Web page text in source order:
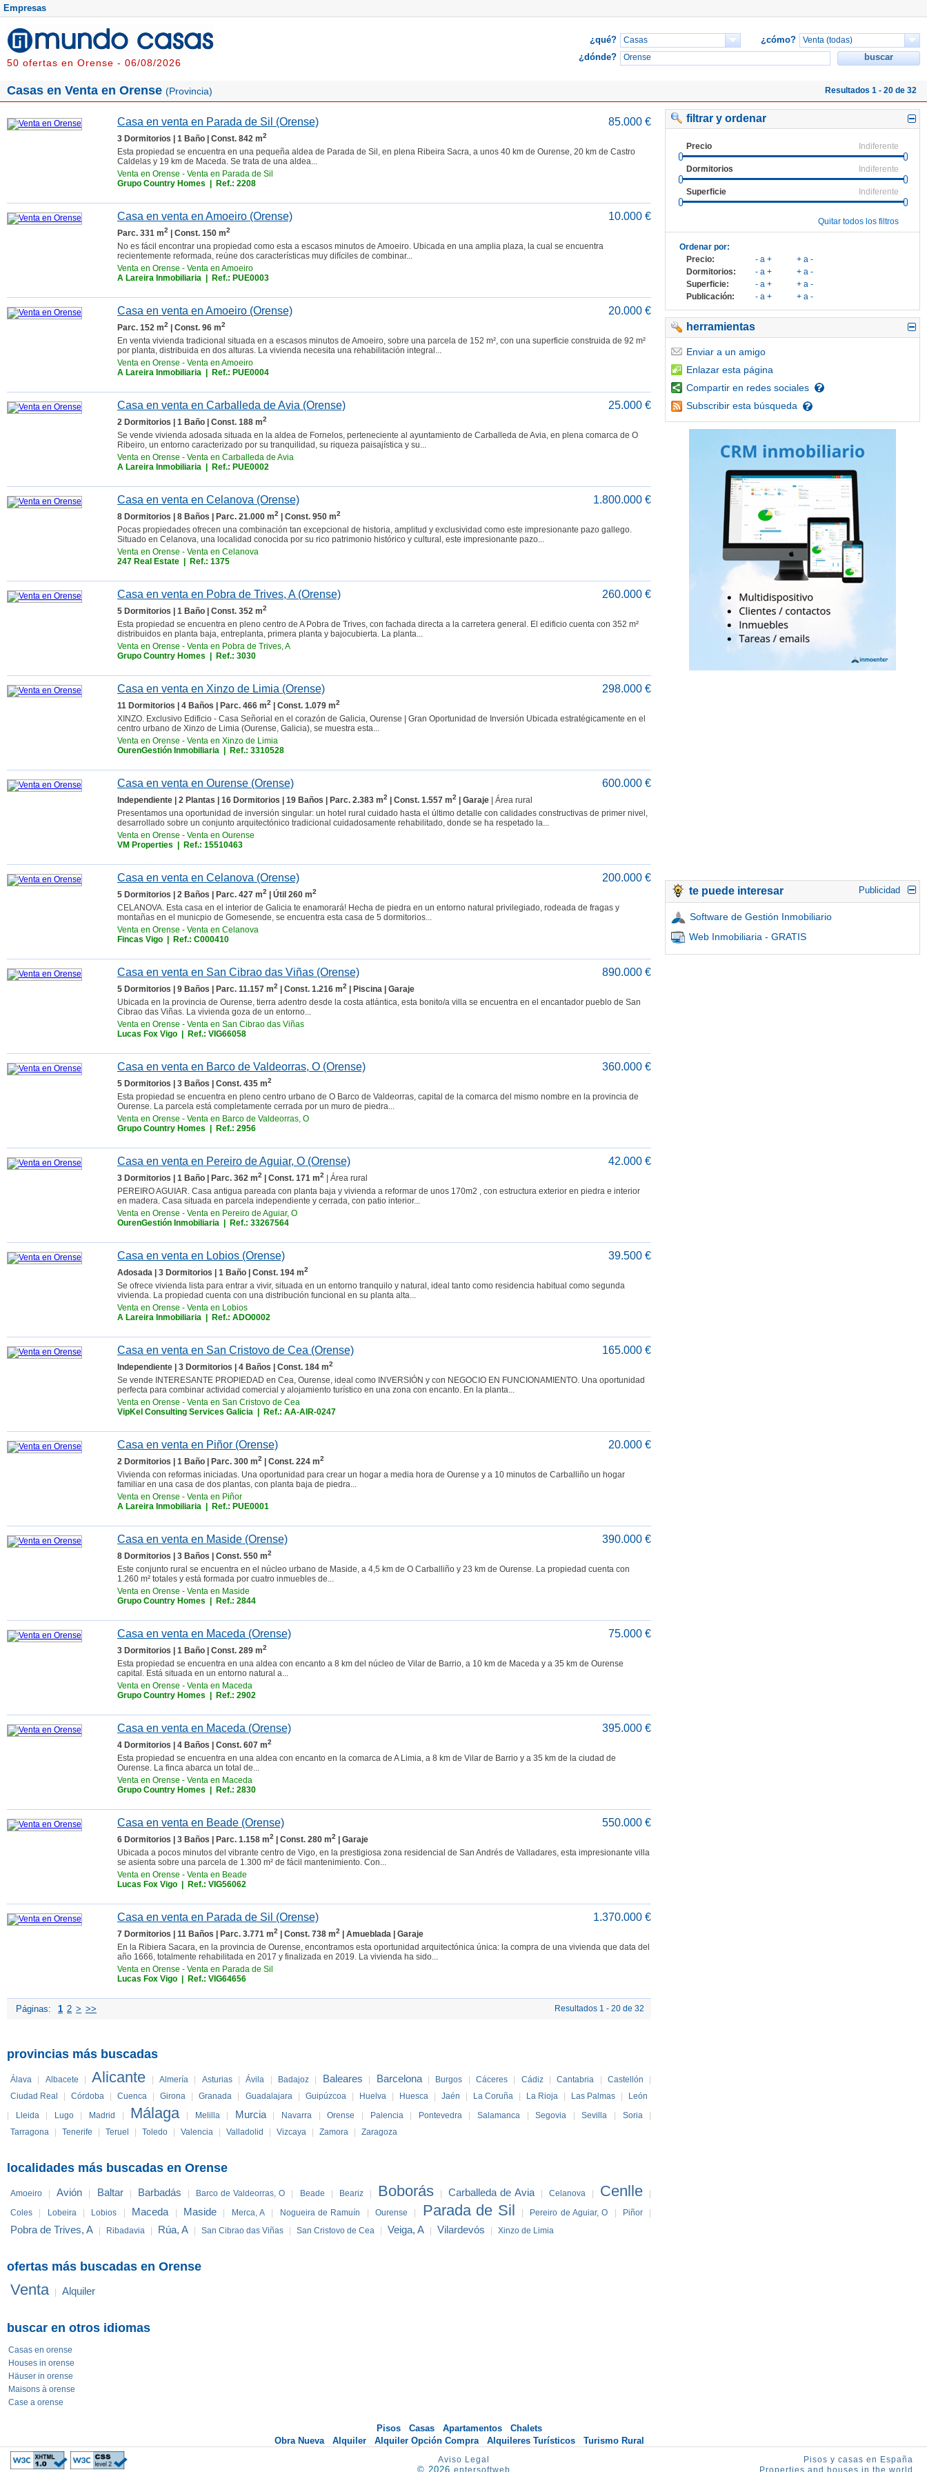
Empresas
50 ofertas en Orense - 06/08/2026
¿qué?
¿cómo?
¿dónde?
Casas en Venta en Orense (Provincia) Resultados 1 - 20 de 32
filtrar y ordenar
Indiferente
Precio
Indiferente
Dormitorios
Indiferente
Superficie
Quitar todos los filtros
Ordenar por:
Precio:
- a +
+ a -
Dormitorios:
- a +
+ a -
Superficie:
- a +
+ a -
Publicación:
- a + + a -
herramientas
Enviar a un amigo
Enlazar esta página
Compartir en redes sociales
Subscribir esta búsqueda
Publicidad
te puede interesar
Software de Gestión Inmobiliario
Web Inmobiliaria - GRATIS
85.000 €
Casa en venta en Parada de Sil (Orense)
3 Dormitorios | 1 Baño | Const. 842 m2
Esta propiedad se encuentra en una pequeña aldea de Parada de Sil, en plena Ribeira Sacra, a unos 40 km de Ourense, 20 km de Castro
Caldelas y 19 km de Maceda. Se trata de una aldea...
Venta en Orense - Venta en Parada de Sil
Grupo Country Homes | Ref.: 2208
10.000 €
Casa en venta en Amoeiro (Orense)
Parc. 331 m2 | Const. 150 m2
No es fácil encontrar una propiedad como esta a escasos minutos de Amoeiro. Ubicada en una amplia plaza, la cual se encuentra
recientemente reformada, reúne dos características muy difíciles de combinar...
Venta en Orense - Venta en Amoeiro
A Lareira Inmobiliaria | Ref.: PUE0003
20.000 €
Casa en venta en Amoeiro (Orense)
Parc. 152 m2 | Const. 96 m2
En venta vivienda tradicional situada en a escasos minutos de Amoeiro, sobre una parcela de 152 m², con una superficie construida de 92 m²
por planta, distribuida en dos alturas. La vivienda necesita una rehabilitación integral...
Venta en Orense - Venta en Amoeiro
A Lareira Inmobiliaria | Ref.: PUE0004
25.000 €
Casa en venta en Carballeda de Avia (Orense)
2 Dormitorios | 1 Baño | Const. 188 m2
Se vende vivienda adosada situada en la aldea de Fornelos, perteneciente al ayuntamiento de Carballeda de Avia, en plena comarca de O
Ribeiro, un entorno caracterizado por su tranquilidad, su riqueza paisajística y su...
Venta en Orense - Venta en Carballeda de Avia
A Lareira Inmobiliaria | Ref.: PUE0002
1.800.000 €
Casa en venta en Celanova (Orense)
8 Dormitorios | 8 Baños | Parc. 21.000 m2 | Const. 950 m2
Pocas propiedades ofrecen una combinación tan excepcional de historia, amplitud y exclusividad como este impresionante pazo gallego.
Situado en Celanova, una localidad conocida por su rico patrimonio histórico y cultural, este impresionante pazo...
Venta en Orense - Venta en Celanova
247 Real Estate | Ref.: 1375
260.000 €
Casa en venta en Pobra de Trives, A (Orense)
5 Dormitorios | 1 Baño | Const. 352 m2
Esta propiedad se encuentra en pleno centro de A Pobra de Trives, con fachada directa a la carretera general. El edificio cuenta con 352 m²
distribuidos en planta baja, entreplanta, primera planta y bajocubierta. La planta...
Venta en Orense - Venta en Pobra de Trives, A
Grupo Country Homes | Ref.: 3030
298.000 €
Casa en venta en Xinzo de Limia (Orense)
11 Dormitorios | 4 Baños | Parc. 466 m2 | Const. 1.079 m2
XINZO. Exclusivo Edificio - Casa Señorial en el corazón de Galicia, Ourense | Gran Oportunidad de Inversión Ubicada estratégicamente en el
centro urbano de Xinzo de Limia (Ourense, Galicia), se muestra esta...
Venta en Orense - Venta en Xinzo de Limia
OurenGestión Inmobiliaria | Ref.: 3310528
600.000 €
Casa en venta en Ourense (Orense)
Independiente | 2 Plantas | 16 Dormitorios | 19 Baños | Parc. 2.383 m2 | Const. 1.557 m2 | Garaje | Área rural
Presentamos una oportunidad de inversión singular: un hotel rural cuidado hasta el último detalle con calidades constructivas de primer nivel,
desarrollado sobre un conjunto arquitectónico tradicional cuidadosamente rehabilitado, donde se ha respetado la...
Venta en Orense - Venta en Ourense
VM Properties | Ref.: 15510463
200.000 €
Casa en venta en Celanova (Orense)
5 Dormitorios | 2 Baños | Parc. 427 m2 | Útil 260 m2
CELANOVA. Esta casa en el interior de Galicia te enamorará! Hecha de piedra en un entorno natural privilegiado, rodeada de fragas y
montañas en el municpio de Gomesende, se encuentra esta casa de 5 dormitorios...
Venta en Orense - Venta en Celanova
Fincas Vigo | Ref.: C000410
890.000 €
Casa en venta en San Cibrao das Viñas (Orense)
5 Dormitorios | 9 Baños | Parc. 11.157 m2 | Const. 1.216 m2
| Piscina | Garaje
Ubicada en la provincia de Ourense, tierra adentro desde la costa atlántica, esta bonito/a villa se encuentra en el encantador pueblo de San
Cibrao das Viñas. La vivienda goza de un entorno...
Venta en Orense - Venta en San Cibrao das Viñas
Lucas Fox Vigo | Ref.: VIG66058
360.000 €
Casa en venta en Barco de Valdeorras, O (Orense)
5 Dormitorios | 3 Baños | Const. 435 m2
Esta propiedad se encuentra en pleno centro urbano de O Barco de Valdeorras, capital de la comarca del mismo nombre en la provincia de
Ourense. La parcela está completamente cerrada por un muro de piedra...
Venta en Orense - Venta en Barco de Valdeorras, O
Grupo Country Homes | Ref.: 2956
42.000 €
Casa en venta en Pereiro de Aguiar, O (Orense)
3 Dormitorios | 1 Baño | Parc. 362 m2 | Const. 171 m2
| Área rural
PEREIRO AGUIAR. Casa antigua pareada con planta baja y vivienda a reformar de unos 170m2 , con estructura exterior en piedra e interior
en madera. Casa situada en parcela independiente y cerrada, con patio interior...
Venta en Orense - Venta en Pereiro de Aguiar, O
OurenGestión Inmobiliaria | Ref.: 33267564
39.500 €
Casa en venta en Lobios (Orense)
Adosada | 3 Dormitorios | 1 Baño | Const. 194 m2
Se ofrece vivienda lista para entrar a vivir, situada en un entorno tranquilo y natural, ideal tanto como residencia habitual como segunda
vivienda. La propiedad cuenta con una distribución funcional en su planta alta...
Venta en Orense - Venta en Lobios
A Lareira Inmobiliaria | Ref.: ADO0002
165.000 €
Casa en venta en San Cristovo de Cea (Orense)
Independiente | 3 Dormitorios | 4 Baños | Const. 184 m2
Se vende INTERESANTE PROPIEDAD en Cea, Ourense, ideal como INVERSIÓN y con NEGOCIO EN FUNCIONAMIENTO. Una oportunidad
perfecta para combinar actividad comercial y alojamiento turístico en una zona con encanto. En la planta...
Venta en Orense - Venta en San Cristovo de Cea
VipKel Consulting Services Galicia | Ref.: AA-AIR-0247
20.000 €
Casa en venta en Piñor (Orense)
2 Dormitorios | 1 Baño | Parc. 300 m2 | Const. 224 m2
Vivienda con reformas iniciadas. Una oportunidad para crear un hogar a media hora de Ourense y a 10 minutos de Carballiño un hogar
familiar en una casa de dos plantas, con planta baja de piedra...
Venta en Orense - Venta en Piñor
A Lareira Inmobiliaria | Ref.: PUE0001
390.000 €
Casa en venta en Maside (Orense)
8 Dormitorios | 3 Baños | Const. 550 m2
Este conjunto rural se encuentra en el núcleo urbano de Maside, a 4,5 km de O Carballiño y 23 km de Ourense. La propiedad cuenta con
1.260 m² totales y está formada por cuatro inmuebles de...
Venta en Orense - Venta en Maside
Grupo Country Homes | Ref.: 2844
75.000 €
Casa en venta en Maceda (Orense)
3 Dormitorios | 1 Baño | Const. 289 m2
Esta propiedad se encuentra en una aldea con encanto a 8 km del núcleo de Vilar de Barrio, a 10 km de Maceda y a 35 km de Ourense
capital. Está situada en un entorno natural a...
Venta en Orense - Venta en Maceda
Grupo Country Homes | Ref.: 2902
395.000 €
Casa en venta en Maceda (Orense)
4 Dormitorios | 4 Baños | Const. 607 m2
Esta propiedad se encuentra en una aldea con encanto en la comarca de A Limia, a 8 km de Vilar de Barrio y a 35 km de la ciudad de
Ourense. La finca abarca un total de...
Venta en Orense - Venta en Maceda
Grupo Country Homes | Ref.: 2830
550.000 €
Casa en venta en Beade (Orense)
6 Dormitorios | 3 Baños | Parc. 1.158 m2 | Const. 280 m2
| Garaje
Ubicada a pocos minutos del vibrante centro de Vigo, en la prestigiosa zona residencial de San Andrés de Valladares, esta impresionante villa
se asienta sobre una parcela de 1.300 m² de fácil mantenimiento. Con...
Venta en Orense - Venta en Beade
Lucas Fox Vigo | Ref.: VIG56062
1.370.000 €
Casa en venta en Parada de Sil (Orense)
7 Dormitorios | 11 Baños | Parc. 3.771 m2 | Const. 738 m2
| Amueblada | Garaje
En la Ribiera Sacara, en la provincia de Ourense, encontramos esta oportunidad arquitectónica única: la compra de una vivienda que data del
año 1666, totalmente rehabilitada en 2017 y finalizada en 2019. La vivienda ha sido...
Venta en Orense - Venta en Parada de Sil
Lucas Fox Vigo | Ref.: VIG64656
Páginas: 1 2 > >> Resultados 1 - 20 de 32
provincias más buscadas
Álava Albacete Alicante Almería Asturias Ávila Badajoz Baleares Barcelona Burgos Cáceres Cádiz Cantabria Castellón
Ciudad Real
Córdoba Cuenca Girona Granada Guadalajara Guipúzcoa Huelva Huesca Jaén La Coruña La Rioja Las Palmas
León
Lleida Lugo Madrid Málaga Melilla Murcia Navarra Orense Palencia Pontevedra Salamanca Segovia Sevilla Soria
Tarragona
Tenerife Teruel Toledo Valencia Valladolid Vizcaya Zamora Zaragoza
localidades más buscadas en Orense
Amoeiro Avión Baltar Barbadás Barco de Valdeorras, O Beade Beariz Boborás Carballeda de Avia Celanova Cenlle
Coles
Lobeira Lobios Maceda Maside Merca, A Nogueira de Ramuín Ourense Parada de Sil Pereiro de Aguiar, O Piñor
Pobra de Trives, A Ribadavia Rúa, A San Cibrao das Viñas San Cristovo de Cea Veiga, A Vilardevós Xinzo de Limia
ofertas más buscadas en Orense
Venta Alquiler
buscar en otros idiomas
Casas en orense
Houses in orense
Häuser in orense
Maisons à orense
Case a orense
Pisos Casas Apartamentos
Chalets
Obra Nueva
Alquiler Alquiler Opción Compra Alquileres Turísticos Turismo Rural
Aviso Legal
© 2026 entersoftweb
Pisos y casas en España
Properties and houses in the world